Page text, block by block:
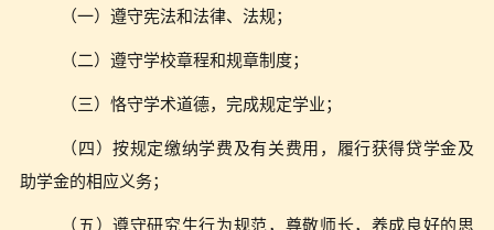
（一）遵守宪法和法律、法规；
（二）遵守学校章程和规章制度；
（三）恪守学术道德，完成规定学业；
（四）按规定缴纳学费及有关费用，履行获得贷学金及
助学金的相应义务；
（五）遵守研究生行为规范，尊敬师长，养成良好的思